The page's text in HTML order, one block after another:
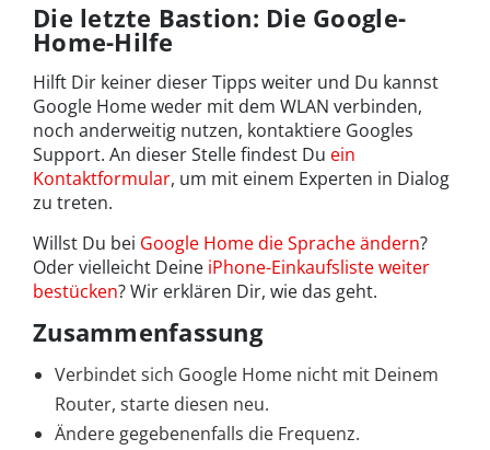
Die letzte Bastion: Die Google-
Home-Hilfe
Hilft Dir keiner dieser Tipps weiter und Du kannst
Google Home weder mit dem WLAN verbinden,
noch anderweitig nutzen, kontaktiere Googles
Support. An dieser Stelle findest Du ein
Kontaktformular, um mit einem Experten in Dialog
zu treten.
Willst Du bei Google Home die Sprache ändern?
Oder vielleicht Deine iPhone-Einkaufsliste weiter
bestücken? Wir erklären Dir, wie das geht.
Zusammenfassung
Verbindet sich Google Home nicht mit Deinem
Router, starte diesen neu.
Ändere gegebenenfalls die Frequenz.